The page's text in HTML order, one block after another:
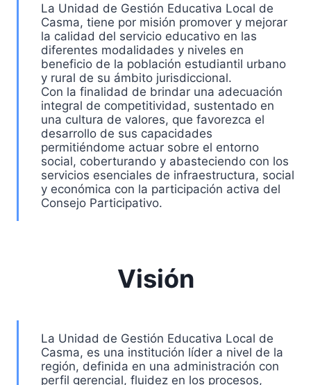
La Unidad de Gestión Educativa Local de
Casma, tiene por misión promover y mejorar
la calidad del servicio educativo en las
diferentes modalidades y niveles en
beneficio de la población estudiantil urbano
y rural de su ámbito jurisdiccional.
Con la finalidad de brindar una adecuación
integral de competitividad, sustentado en
una cultura de valores, que favorezca el
desarrollo de sus capacidades
permitiéndome actuar sobre el entorno
social, coberturando y abasteciendo con los
servicios esenciales de infraestructura, social
y económica con la participación activa del
Consejo Participativo.
Visión
La Unidad de Gestión Educativa Local de
Casma, es una institución líder a nivel de la
región, definida en una administración con
perfil gerencial, fluidez en los procesos,